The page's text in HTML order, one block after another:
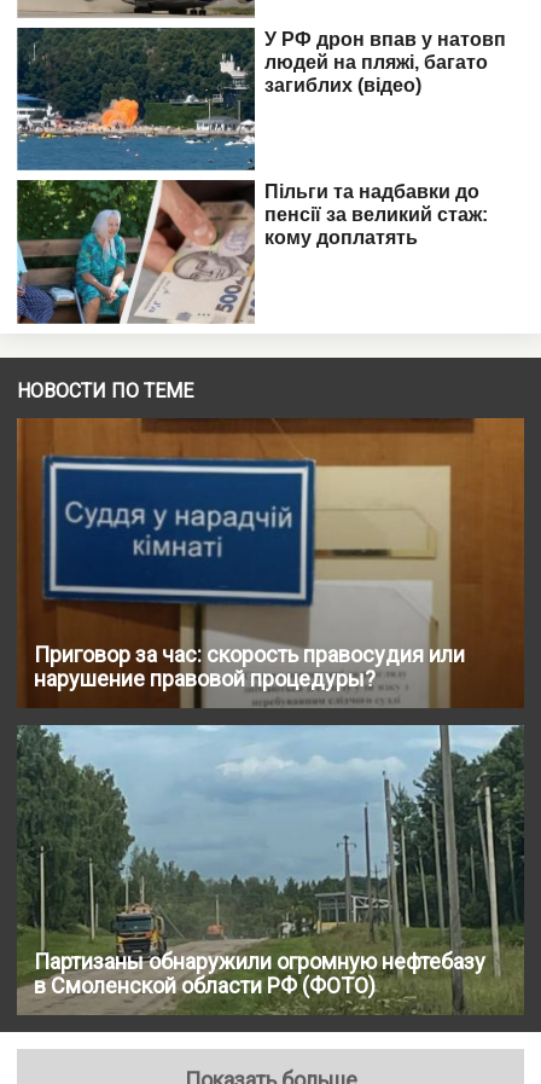
НОВОСТИ ПО ТЕМЕ
Приговор за час: скорость правосудия или
нарушение правовой процедуры?
Партизаны обнаружили огромную нефтебазу
в Смоленской области РФ (ФОТО)